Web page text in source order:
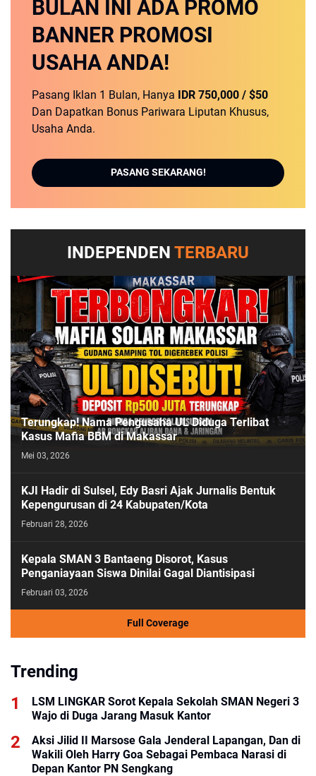
BULAN INI ADA PROMO
BANNER PROMOSI
USAHA ANDA!
Pasang Iklan 1 Bulan, Hanya IDR 750,000 / $50
Dan Dapatkan Bonus Pariwara Liputan Khusus,
Usaha Anda.
PASANG SEKARANG!
INDEPENDEN TERBARU
Terungkap! Nama Pengusaha UL Diduga Terlibat
Kasus Mafia BBM di Makassar
Mei 03, 2026
KJI Hadir di Sulsel, Edy Basri Ajak Jurnalis Bentuk
Kepengurusan di 24 Kabupaten/Kota
Februari 28, 2026
Kepala SMAN 3 Bantaeng Disorot, Kasus
Penganiayaan Siswa Dinilai Gagal Diantisipasi
Februari 03, 2026
Full Coverage
Trending
LSM LINGKAR Sorot Kepala Sekolah SMAN Negeri 3
Wajo di Duga Jarang Masuk Kantor
Aksi Jilid II Marsose Gala Jenderal Lapangan, Dan di
Wakili Oleh Harry Goa Sebagai Pembaca Narasi di
Depan Kantor PN Sengkang